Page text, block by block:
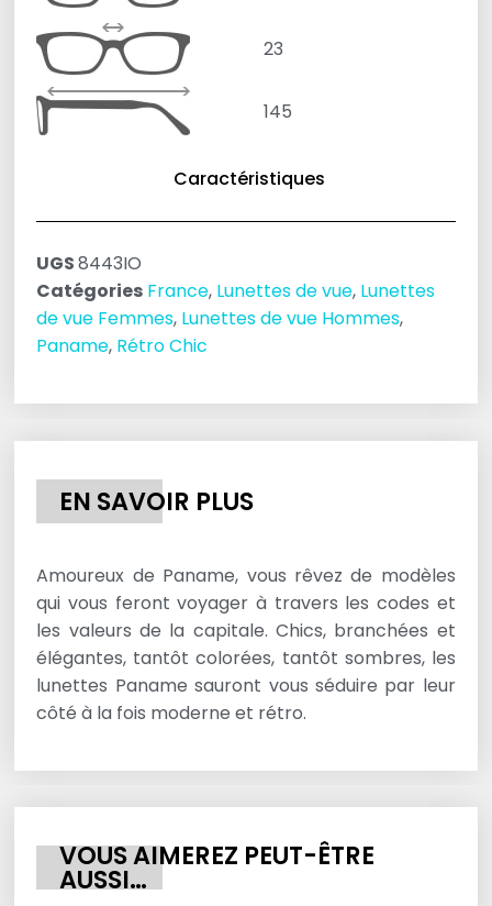
23
145
Caractéristiques
UGS8443IO
Catégories France, Lunettes de vue, Lunettes
de vue Femmes, Lunettes de vue Hommes,
Paname, Rétro Chic
EN SAVOIR PLUS
Amoureux de Paname, vous rêvez de modèles
qui vous feront voyager à travers les codes et
les valeurs de la capitale. Chics, branchées et
élégantes, tantôt colorées, tantôt sombres, les
lunettes Paname sauront vous séduire par leur
côté à la fois moderne et rétro.
VOUS AIMEREZ PEUT-ÊTRE
AUSSI…